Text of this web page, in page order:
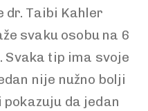
dr. Taibi Kahler
svaku osobu na 6
tip ima svoje
nije nužno bolji
da jedan